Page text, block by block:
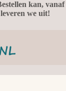
kan, vanaf
we uit!